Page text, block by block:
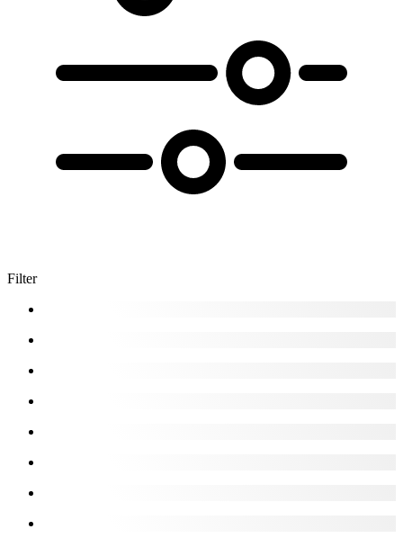
Filter